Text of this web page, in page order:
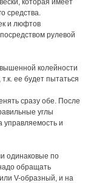
средства.
и люфтов
рулевой
колейности
ее будет пытаться
сразу обе. После
углы
управляемость и
одинаковые по
обращать
V-образный, и на